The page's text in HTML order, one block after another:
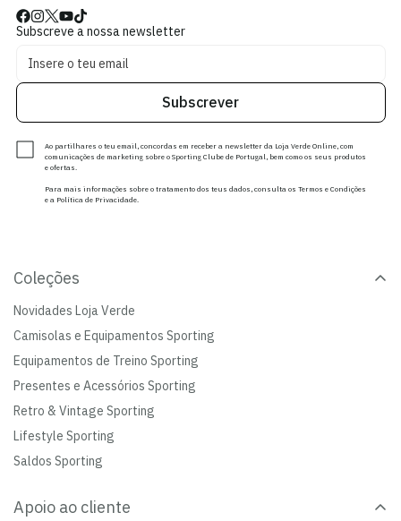
Subscreve a nossa newsletter
Subscrever
Ao partilhares o teu email, concordas em receber a newsletter da Loja Verde Online, com
comunicações de marketing sobre o Sporting Clube de Portugal, bem como os seus produtos
e ofertas.
Para mais informações sobre o tratamento dos teus dados, consulta os Termos e Condições
e a Política de Privacidade.
Coleções
Novidades Loja Verde
Camisolas e Equipamentos Sporting
Equipamentos de Treino Sporting
Presentes e Acessórios Sporting
Retro & Vintage Sporting
Lifestyle Sporting
Saldos Sporting
Apoio ao cliente